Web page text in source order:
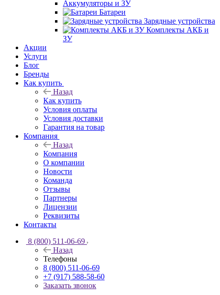
Аккумуляторы и ЗУ
Батареи
Зарядные устройства
Комплекты АКБ и
ЗУ
Акции
Услуги
Блог
Бренды
Как купить
Назад
Как купить
Условия оплаты
Условия доставки
Гарантия на товар
Компания
Назад
Компания
О компании
Новости
Команда
Отзывы
Партнеры
Лицензии
Реквизиты
Контакты
8 (800) 511-06-69
Назад
Телефоны
8 (800) 511-06-69
+7 (917) 588-58-60
Заказать звонок